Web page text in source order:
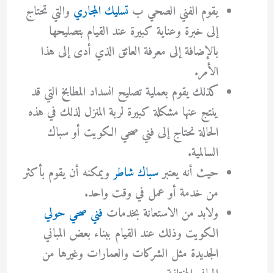
يقوم الفني الصحي ب تسليك المجاري والتي تحتاج
إلى خبرة وعناية كبيرة عند القيام بتصليحها
بالإضافة إلى معرفة العائق الذي أدى إلى هذا
الأمر.
كذلك يقوم بعملية تصليح انسداد المطابخ التي قد
ينتج عنها مشكلة كبيرة لربة المنزل لذلك في هذه
الحالة نحتاج إلى فني صحي الكويت أو سباك
السالمية.
حيث أنه يعتبرسباك شاطرويمكنه أن يقوم بأكثر
من خدمة أو عمل في وقت واحد.
ولابد من الاستعانة بخدمات فني صحي حولي
الكويت وذلك عند القيام ببناء بعض المباني
الجديدة مثل الشركات والعمارات وغيرها من